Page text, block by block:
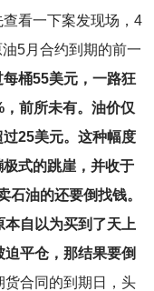
查看一下案发现场，4
5月合约到期的前一
桶55美元，一路狂
前所未有。油价仅
25美元。这种幅度
式的跳崖，并收于
石油的还要倒找钱。
自以为买到了天上
平仓，那结果要倒
货合同的到期日，头